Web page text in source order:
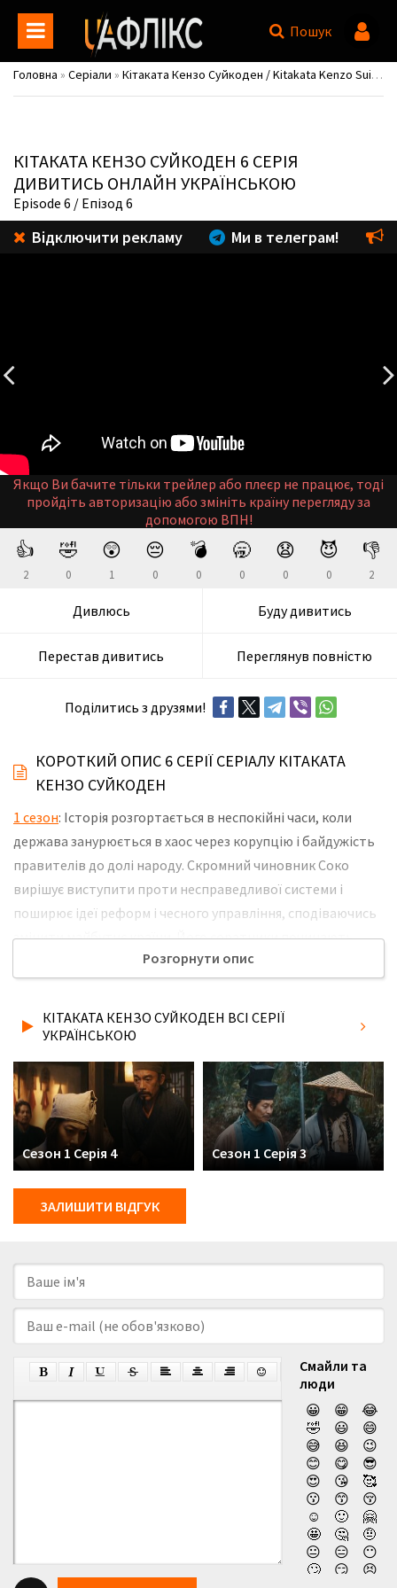
Пошук
Головна » Серіали » Кітаката Кензо Суйкоден / Kitakata Kenzo Suikoden
КІТАКАТА КЕНЗО СУЙКОДЕН 6 СЕРІЯ
ДИВИТИСЬ ОНЛАЙН УКРАЇНСЬКОЮ
Episode 6 / Епізод 6
Відключити рекламу Ми в телеграм!
Якщо Ви бачите тільки трейлер або плеєр не працює, тоді
пройдіть авторизацію або змініть країну перегляду за
допомогою ВПН!
👍
2
🤣
0
😲
1
😔
0
💣
0
🥱
0
😧
0
😈
0
👎
2
Дивлюсь Буду дивитись
Перестав дивитись Переглянув повністю
Поділитись з друзями!
КОРОТКИЙ ОПИС 6 СЕРІЇ СЕРІАЛУ КІТАКАТА
КЕНЗО СУЙКОДЕН
1 сезон: Історія розгортається в неспокійні часи, коли
держава занурюється в хаос через корупцію і байдужість
правителів до долі народу. Скромний чиновник Соко
вирішує виступити проти несправедливої системи і
поширює ідеї реформ і чесного управління, сподіваючись
змінити майбутнє країни. Його соратники починають
збирати навколо себе людей, які також втомилися від
встають могутні противники, включаючи впливових
чиновників і таємні сили, які прагнуть зберегти існуючий
нову 6 серію серіалу Кітаката Кензо Суйкоден
українською мовою, у хорошій hd якості та з українськими
субтитрами!
Розгорнути опис
КІТАКАТА КЕНЗО СУЙКОДЕН ВСІ СЕРІЇ
УКРАЇНСЬКОЮ
Сезон 1 Серія 4 Сезон 1 Серія 3
ЗАЛИШИТИ ВІДГУК
Смайли та
люди
😀
😁
😂
🤣
😃
😄
😅
😆
😉
😊
😋
😎
😍
😘
🥰
😗
😙
😚
☺️
🙂
🤗
🤩
🤔
🤨
😐
😑
😶
🙄
😏
😣